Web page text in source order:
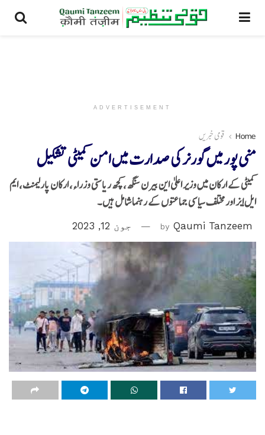
ADVERTISEMENT
Home قومی خبریں
منی پور میں گورنر کی صدارت میں امن کمیٹی تشکیل
کمیٹی کے ارکان میں وزیر اعلیٰ این بیرن سنگھ، کچھ ریاستی وزراء، ارکان پارلیمنٹ، ایم
ایل ایز اور مختلف سیاسی جماعتوں کے رہنما شامل ہیں۔
by Qaumi Tanzeem جون 12, 2023